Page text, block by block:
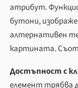
атрибут.
бутони,
алтернативен
картината.
Достъпност с
елемент трябва